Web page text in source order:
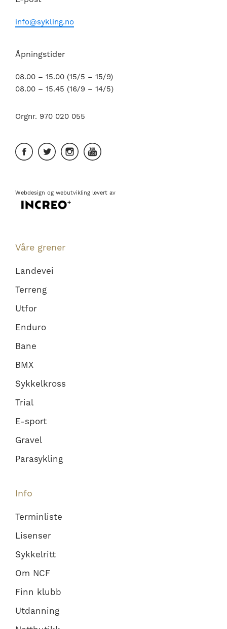
info@sykling.no
Åpningstider
08.00 – 15.00 (15/5 – 15/9)
08.00 – 15.45 (16/9 – 14/5)
Orgnr. 970 020 055
Webdesign og webutvikling levert av
Våre grener
Landevei
Terreng
Utfor
Enduro
Bane
BMX
Sykkelkross
Trial
E-sport
Gravel
Parasykling
Info
Terminliste
Lisenser
Sykkelritt
Om NCF
Finn klubb
Utdanning